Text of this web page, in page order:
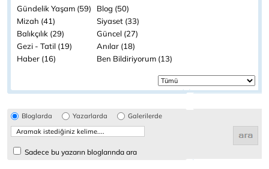
Gündelik Yaşam (59)
Blog (50)
Mizah (41)
Siyaset (33)
Balıkçılık (29)
Güncel (27)
Gezi - Tatil (19)
Anılar (18)
Haber (16)
Ben Bildiriyorum (13)
Bloglarda Yazarlarda Galerilerde
Sadece bu yazarın bloglarında ara